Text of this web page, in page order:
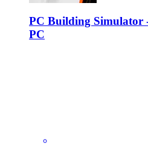
PC Building Simulator
PC